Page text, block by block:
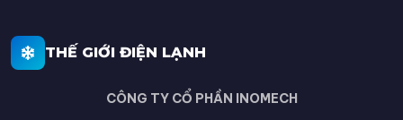
THẾ GIỚI ĐIỆN LẠNH
CÔNG TY CỔ PHẦN INOMECH